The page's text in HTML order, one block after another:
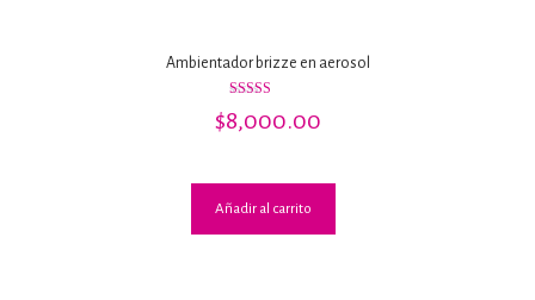
Ambientador brizze en aerosol
Valorado con
5.00
$8,000.00
Añadir al carrito